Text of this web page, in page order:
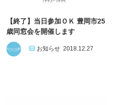
【終了】当日参加ＯＫ 豊岡市25
歳同窓会を開催します
お知らせ 2018.12.27